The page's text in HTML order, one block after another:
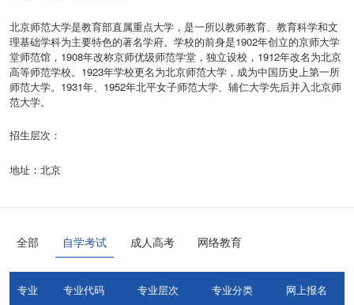
北京师范大学是教育部直属重点大学，是一所以教师教育、教育科学和文
理基础学科为主要特色的著名学府。学校的前身是1902年创立的京师大学
堂师范馆，1908年改称京师优级师范学堂，独立设校，1912年改名为北京
高等师范学校。1923年学校更名为北京师范大学，成为中国历史上第一所
师范大学。1931年、1952年北平女子师范大学、辅仁大学先后并入北京师
范大学。
招生层次：
地址：北京
全部 自学考试 成人高考 网络教育
专业 专业代码 专业层次 专业分类 网上报名